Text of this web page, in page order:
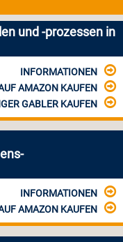
und -prozessen in
INFORMATIONEN
AMAZON KAUFEN
GABLER KAUFEN
INFORMATIONEN
AMAZON KAUFEN